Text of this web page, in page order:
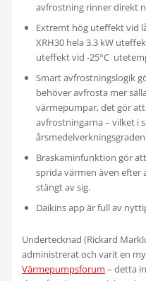
avfrostning rinner direkt
Extremt hög uteffekt vid
XRH30 hela 3.3 kW
uteffekt vid -25°C
Smart avfrostningslogik
behöver avfrosta mer
värmepumpar, det gör
avfrostningarna – vilket i
Braskaminfunktion gör
sprida värmen även
stängt av sig.
Daikins app är full av
Undertecknad (Rickard
administrerat och varit en
Värmepumpsforum – detta